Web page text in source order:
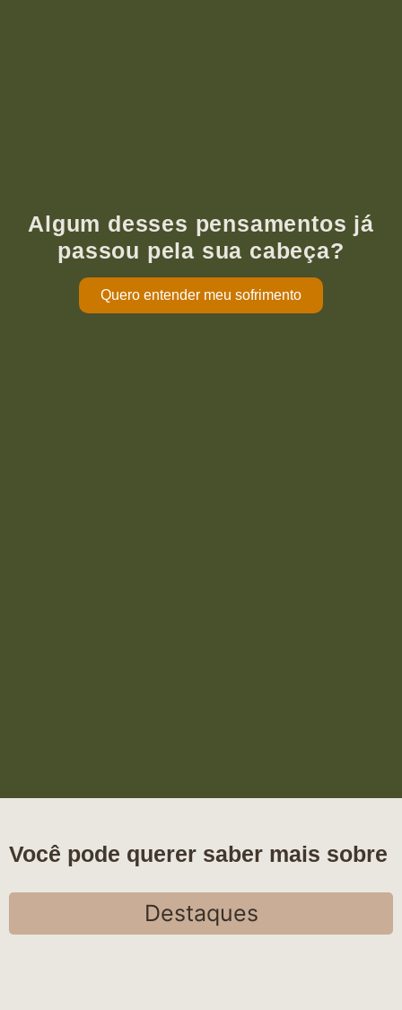
Algum desses pensamentos já
passou pela sua cabeça?
Quero entender meu sofrimento
Você pode querer saber mais sobre
Destaques